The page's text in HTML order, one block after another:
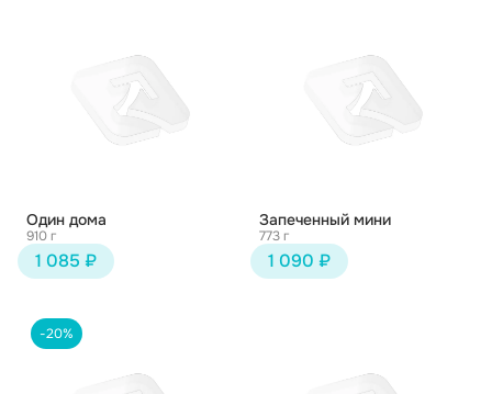
Один дома
910 г
1 085 ₽
Запеченный мини
773 г
1 090 ₽
-20%